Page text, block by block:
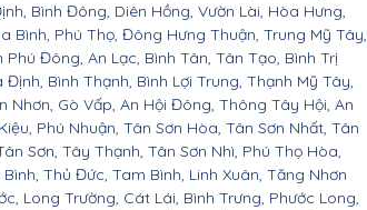
Bình Đông, Diên Hồng, Vườn Lài, Hòa Hưng,
Bình, Phú Thọ, Đông Hưng Thuận, Trung Mỹ Tây,
Phú Đông, An Lạc, Bình Tân, Tân Tạo, Bình Trị
Bình Thạnh, Bình Lợi Trung, Thạnh Mỹ Tây,
Nhơn, Gò Vấp, An Hội Đông, Thông Tây Hội, An
Phú Nhuận, Tân Sơn Hòa, Tân Sơn Nhất, Tân
Sơn, Tây Thạnh, Tân Sơn Nhì, Phú Thọ Hòa,
Thủ Đức, Tam Bình, Linh Xuân, Tăng Nhơn
Long Trường, Cát Lái, Bình Trưng, Phước Long,